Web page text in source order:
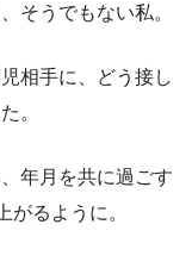
そうでもない私。
相手に、どう接し
。
年月を共に過ごす
がるように。